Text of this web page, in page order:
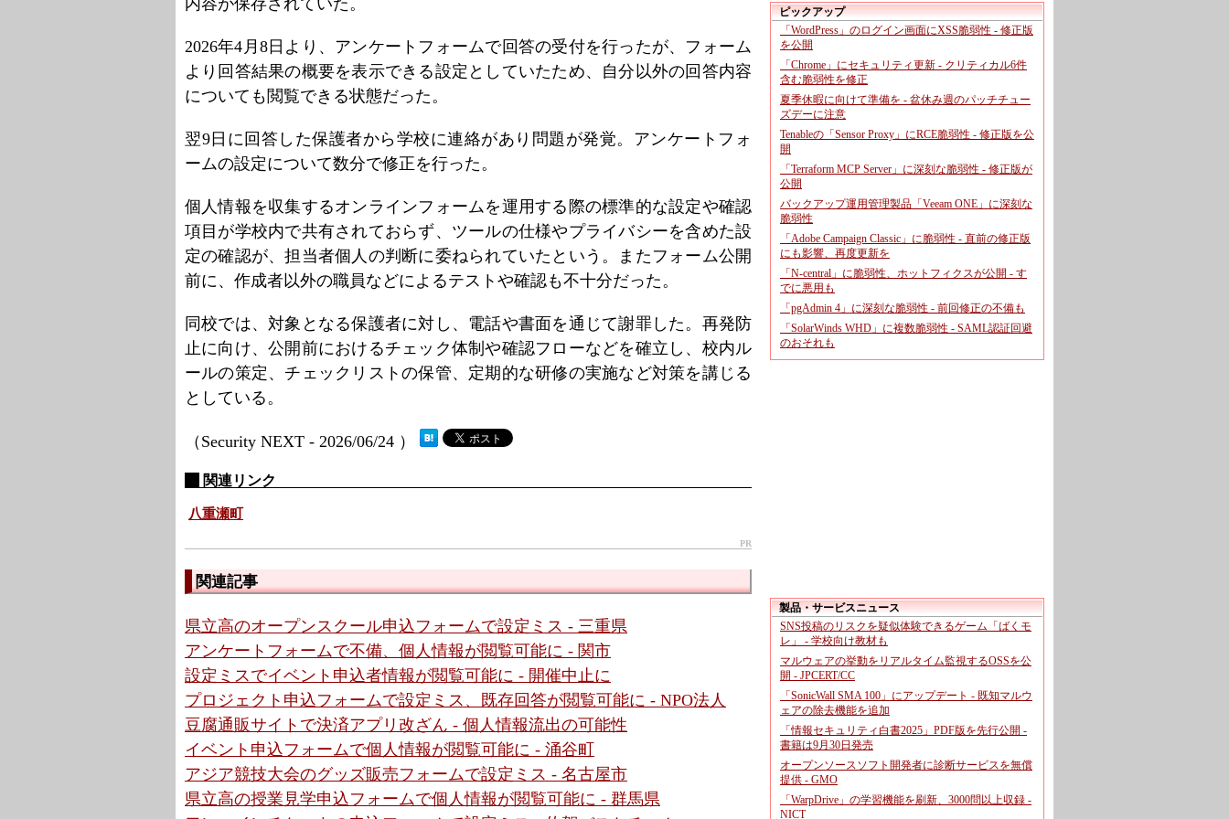
内容が保存されていた。
2026年4月8日より、アンケートフォームで回答の受付を行ったが、フォーム
より回答結果の概要を表示できる設定としていたため、自分以外の回答内容
についても閲覧できる状態だった。
翌9日に回答した保護者から学校に連絡があり問題が発覚。アンケートフォ
ームの設定について数分で修正を行った。
個人情報を収集するオンラインフォームを運用する際の標準的な設定や確認
項目が学校内で共有されておらず、ツールの仕様やプライバシーを含めた設
定の確認が、担当者個人の判断に委ねられていたという。またフォーム公開
前に、作成者以外の職員などによるテストや確認も不十分だった。
同校では、対象となる保護者に対し、電話や書面を通じて謝罪した。再発防
止に向け、公開前におけるチェック体制や確認フローなどを確立し、校内ル
ールの策定、チェックリストの保管、定期的な研修の実施など対策を講じる
としている。
（Security NEXT - 2026/06/24 ）
関連リンク
八重瀬町
PR
関連記事
県立高のオープンスクール申込フォームで設定ミス - 三重県
アンケートフォームで不備、個人情報が閲覧可能に - 関市
設定ミスでイベント申込者情報が閲覧可能に - 開催中止に
プロジェクト申込フォームで設定ミス、既存回答が閲覧可能に - NPO法人
豆腐通販サイトで決済アプリ改ざん - 個人情報流出の可能性
イベント申込フォームで個人情報が閲覧可能に - 涌谷町
アジア競技大会のグッズ販売フォームで設定ミス - 名古屋市
県立高の授業見学申込フォームで個人情報が閲覧可能に - 群馬県
ピックアップ
「WordPress」のログイン画面にXSS脆弱性 - 修正版
を公開
「Chrome」にセキュリティ更新 - クリティカル6件
含む脆弱性を修正
夏季休暇に向けて準備を - 盆休み週のパッチチュー
ズデーに注意
Tenableの「Sensor Proxy」にRCE脆弱性 - 修正版を公
開
「Terraform MCP Server」に深刻な脆弱性 - 修正版が
公開
バックアップ運用管理製品「Veeam ONE」に深刻な
脆弱性
「Adobe Campaign Classic」に脆弱性 - 直前の修正版
にも影響、再度更新を
「N-central」に脆弱性、ホットフィクスが公開 - す
でに悪用も
「pgAdmin 4」に深刻な脆弱性 - 前回修正の不備も
「SolarWinds WHD」に複数脆弱性 - SAML認証回避
のおそれも
製品・サービスニュース
SNS投稿のリスクを疑似体験できるゲーム「ばくモ
レ」 - 学校向け教材も
マルウェアの挙動をリアルタイム監視するOSSを公
開 - JPCERT/CC
「SonicWall SMA 100」にアップデート - 既知マルウ
ェアの除去機能を追加
「情報セキュリティ白書2025」PDF版を先行公開 -
書籍は9月30日発売
オープンソースソフト開発者に診断サービスを無償
提供 - GMO
「WarpDrive」の学習機能を刷新、3000問以上収録 -
NICT